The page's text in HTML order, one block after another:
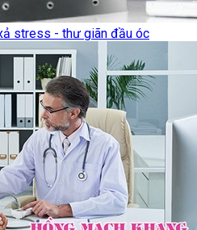
stress - thư giãn đầu óc